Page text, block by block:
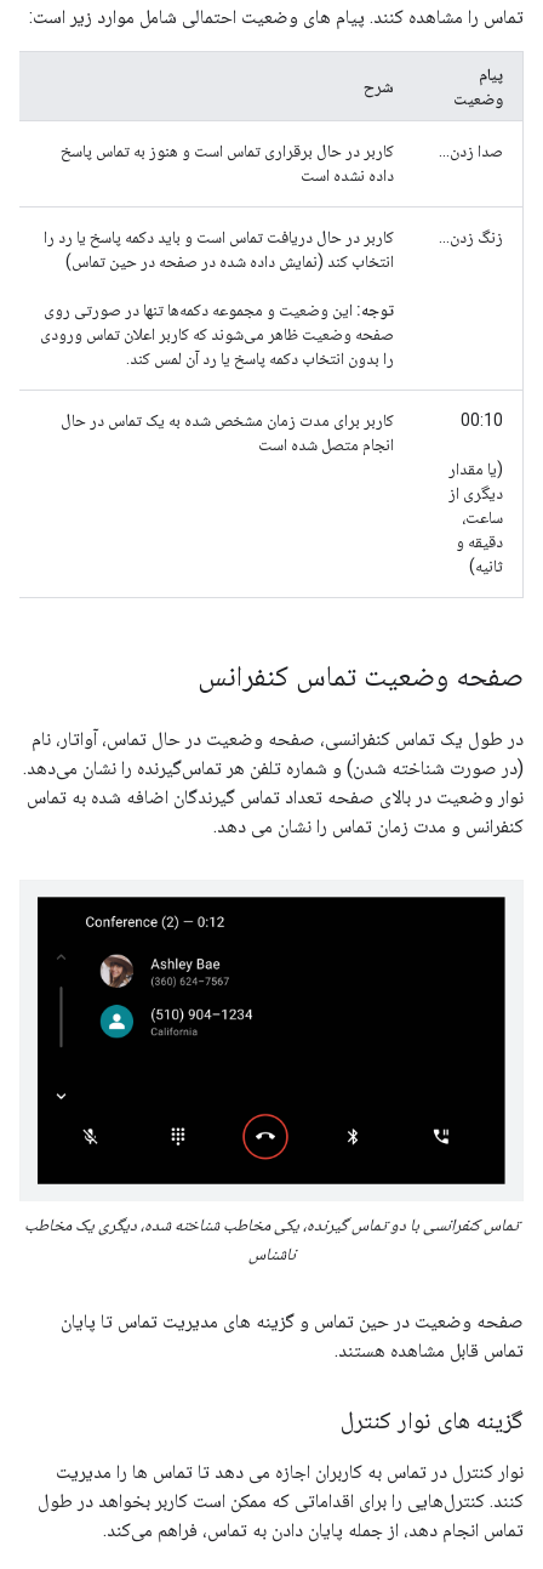
تماس را مشاهده کنند. پیام های وضعیت احتمالی شامل موارد زیر است:
پیام
وضعیت
شرح
صدا زدن...
کاربر در حال برقراری تماس است و هنوز به تماس پاسخ
داده نشده است
زنگ زدن...
کاربر در حال دریافت تماس است و باید دکمه پاسخ یا رد را
انتخاب کند (نمایش داده شده در صفحه در حین تماس)
توجه: این وضعیت و مجموعه دکمه‌ها تنها در صورتی روی
صفحه وضعیت ظاهر می‌شوند که کاربر اعلان تماس ورودی
را بدون انتخاب دکمه پاسخ یا رد آن لمس کند.
00:10
(یا مقدار
دیگری از
ساعت،
دقیقه و
ثانیه)
کاربر برای مدت زمان مشخص شده به یک تماس در حال
انجام متصل شده است
صفحه وضعیت تماس کنفرانس
در طول یک تماس کنفرانسی، صفحه وضعیت در حال تماس، آواتار، نام
(در صورت شناخته شدن) و شماره تلفن هر تماس‌گیرنده را نشان می‌دهد.
نوار وضعیت در بالای صفحه تعداد تماس گیرندگان اضافه شده به تماس
کنفرانس و مدت زمان تماس را نشان می دهد.
تماس کنفرانسی با دو تماس گیرنده، یکی مخاطب شناخته شده، دیگری یک مخاطب
ناشناس
صفحه وضعیت در حین تماس و گزینه های مدیریت تماس تا پایان
تماس قابل مشاهده هستند.
گزینه های نوار کنترل
نوار کنترل در تماس به کاربران اجازه می دهد تا تماس ها را مدیریت
کنند. کنترل‌هایی را برای اقداماتی که ممکن است کاربر بخواهد در طول
تماس انجام دهد، از جمله پایان دادن به تماس، فراهم می‌کند.